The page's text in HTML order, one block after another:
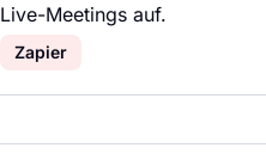
Live-Meetings auf.
Zapier